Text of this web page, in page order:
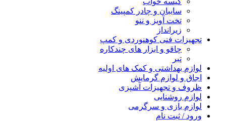
سایبان و چادر کمپینگ
تخت آویز و ننو
زیرانداز
تجهیزات فنی کوهنوردی و کمپ
چاقو و ابزار های چندکاره
تبر
لوازم بهداشتی و کمک های اولیه
اجاق و لوازم گرمایش
ظروف و تجهیزات آشپزی
لوازم روشنایی
لوازم بازی و سرگرمی
ورود / ثبت نام